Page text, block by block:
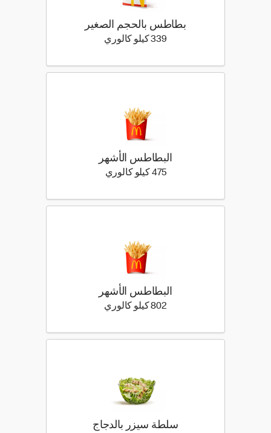
بطاطس بالحجم الصغير
339 كيلو كالوري 339 كيلو سعرة حرارية
البطاطس الأشهر
475 كيلو كالوري
البطاطس الأشهر
802 كيلو كالوري 802 كيلو سعرة حرارية
سلطة سيزر بالدجاج